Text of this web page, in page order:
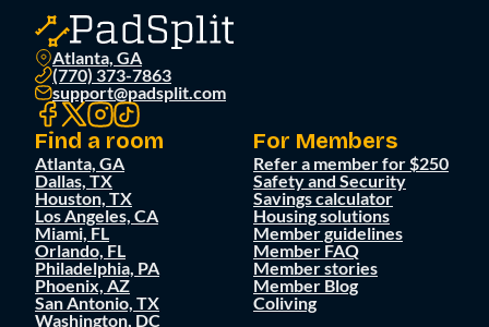
Atlanta, GA
(770) 373-7863
support@padsplit.com
Find a room
Atlanta, GA
Dallas, TX
Houston, TX
Los Angeles, CA
Miami, FL
Orlando, FL
Philadelphia, PA
Phoenix, AZ
San Antonio, TX
Washington, DC
For Members
Refer a member for $250
Safety and Security
Savings calculator
Housing solutions
Member guidelines
Member FAQ
Member stories
Member Blog
Coliving